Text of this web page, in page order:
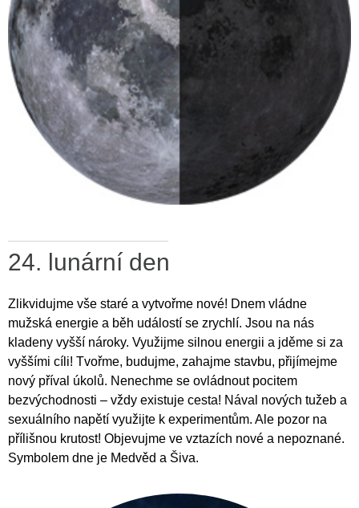
24. lunární den
Zlikvidujme vše staré a vytvořme nové! Dnem vládne
mužská energie a běh událostí se zrychlí. Jsou na nás
kladeny vyšší nároky. Využijme silnou energii a jděme si za
vyššími cíli! Tvořme, budujme, zahajme stavbu, přijímejme
nový příval úkolů. Nenechme se ovládnout pocitem
bezvýchodnosti – vždy existuje cesta! Nával nových tužeb a
sexuálního napětí využijte k experimentům. Ale pozor na
přílišnou krutost! Objevujme ve vztazích nové a nepoznané.
Symbolem dne je Medvěd a Šiva.